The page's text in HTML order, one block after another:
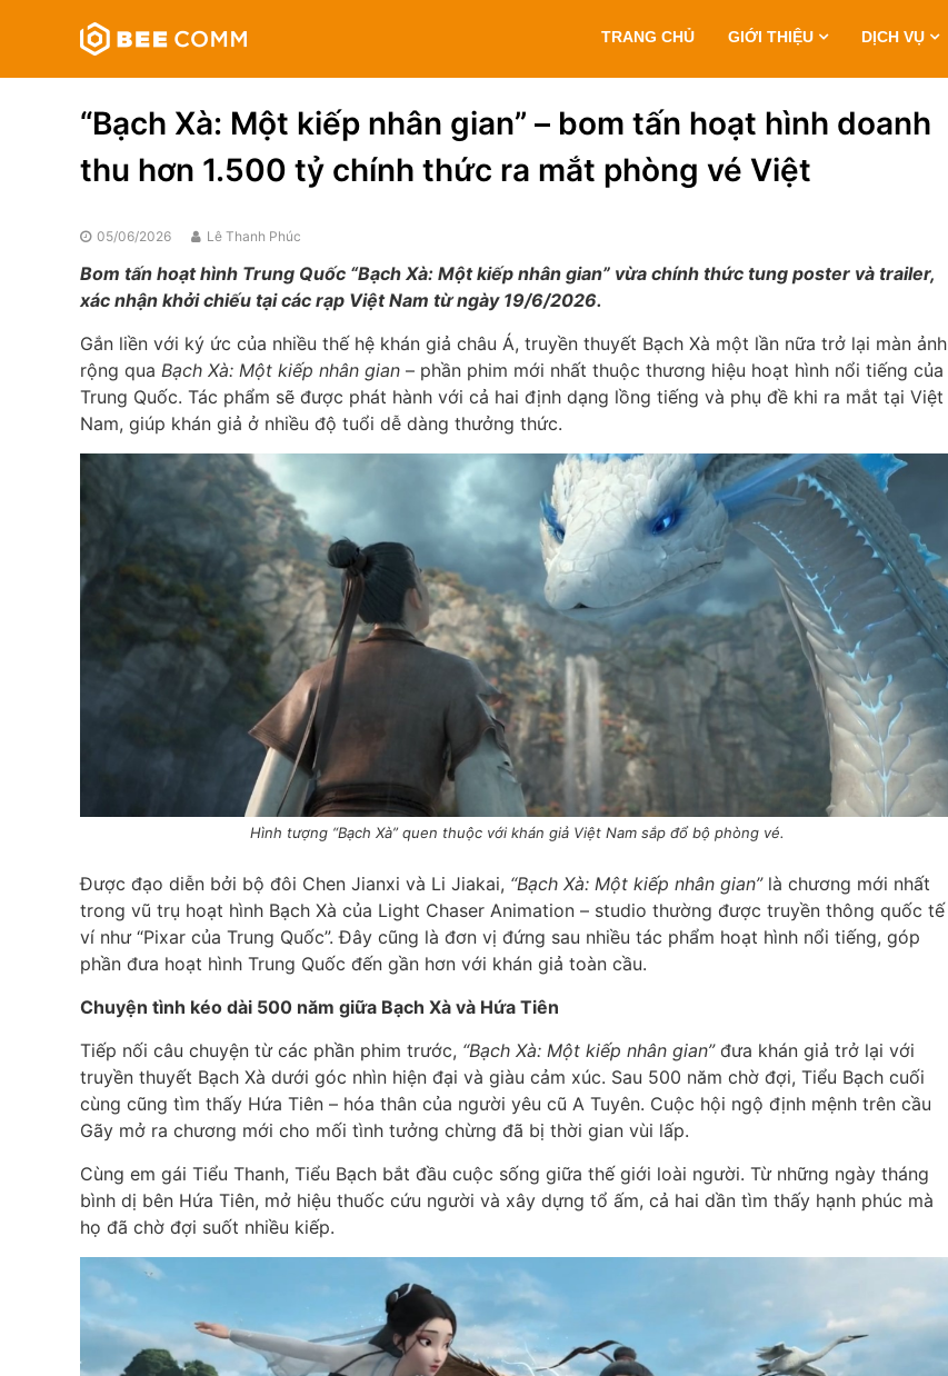
Bee
Comm
Truyền
đa
phương
tiện
TRANG CHỦ GIỚI THIỆU DỊCH VỤ
“Bạch Xà: Một kiếp nhân gian” – bom tấn hoạt hình doanh
thu hơn 1.500 tỷ chính thức ra mắt phòng vé Việt
05/06/2026 Lê Thanh Phúc
Bom tấn hoạt hình Trung Quốc “Bạch Xà: Một kiếp nhân gian” vừa chính thức tung poster và trailer,
xác nhận khởi chiếu tại các rạp Việt Nam từ ngày 19/6/2026.
Gắn liền với ký ức của nhiều thế hệ khán giả châu Á, truyền thuyết Bạch Xà một lần nữa trở lại màn ảnh
rộng qua Bạch Xà: Một kiếp nhân gian – phần phim mới nhất thuộc thương hiệu hoạt hình nổi tiếng của
Trung Quốc. Tác phẩm sẽ được phát hành với cả hai định dạng lồng tiếng và phụ đề khi ra mắt tại Việt
Nam, giúp khán giả ở nhiều độ tuổi dễ dàng thưởng thức.
Hình tượng “Bạch Xà” quen thuộc với khán giả Việt Nam sắp đổ bộ phòng vé.
Được đạo diễn bởi bộ đôi Chen Jianxi và Li Jiakai, “Bạch Xà: Một kiếp nhân gian”là chương mới nhất
trong vũ trụ hoạt hình Bạch Xà của Light Chaser Animation – studio thường được truyền thông quốc tế
ví như “Pixar của Trung Quốc”. Đây cũng là đơn vị đứng sau nhiều tác phẩm hoạt hình nổi tiếng, góp
phần đưa hoạt hình Trung Quốc đến gần hơn với khán giả toàn cầu.
Chuyện tình kéo dài 500 năm giữa Bạch Xà và Hứa Tiên
Tiếp nối câu chuyện từ các phần phim trước, “Bạch Xà: Một kiếp nhân gian” đưa khán giả trở lại với
truyền thuyết Bạch Xà dưới góc nhìn hiện đại và giàu cảm xúc. Sau 500 năm chờ đợi, Tiểu Bạch cuối
cùng cũng tìm thấy Hứa Tiên – hóa thân của người yêu cũ A Tuyên. Cuộc hội ngộ định mệnh trên cầu
Gãy mở ra chương mới cho mối tình tưởng chừng đã bị thời gian vùi lấp.
Cùng em gái Tiểu Thanh, Tiểu Bạch bắt đầu cuộc sống giữa thế giới loài người. Từ những ngày tháng
bình dị bên Hứa Tiên, mở hiệu thuốc cứu người và xây dựng tổ ấm, cả hai dần tìm thấy hạnh phúc mà
họ đã chờ đợi suốt nhiều kiếp.